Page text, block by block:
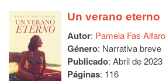
Un verano eterno
Autor: Pamela Fas Alfaro
Género: Narrativa breve
Publicado: Abril de 2023
Páginas: 116